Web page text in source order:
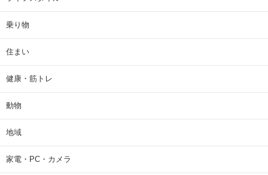
乗り物
住まい
健康・筋トレ
動物
地域
家電・PC・カメラ